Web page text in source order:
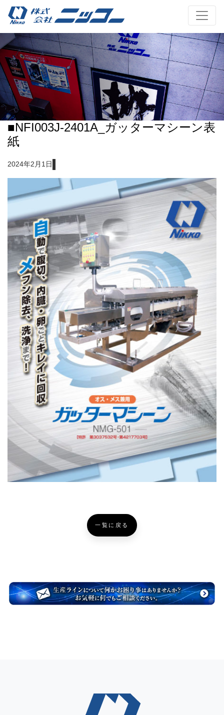
■NFI003J-2401A_ガッターマシーン表
紙
2024年2月1日
一覧に戻る